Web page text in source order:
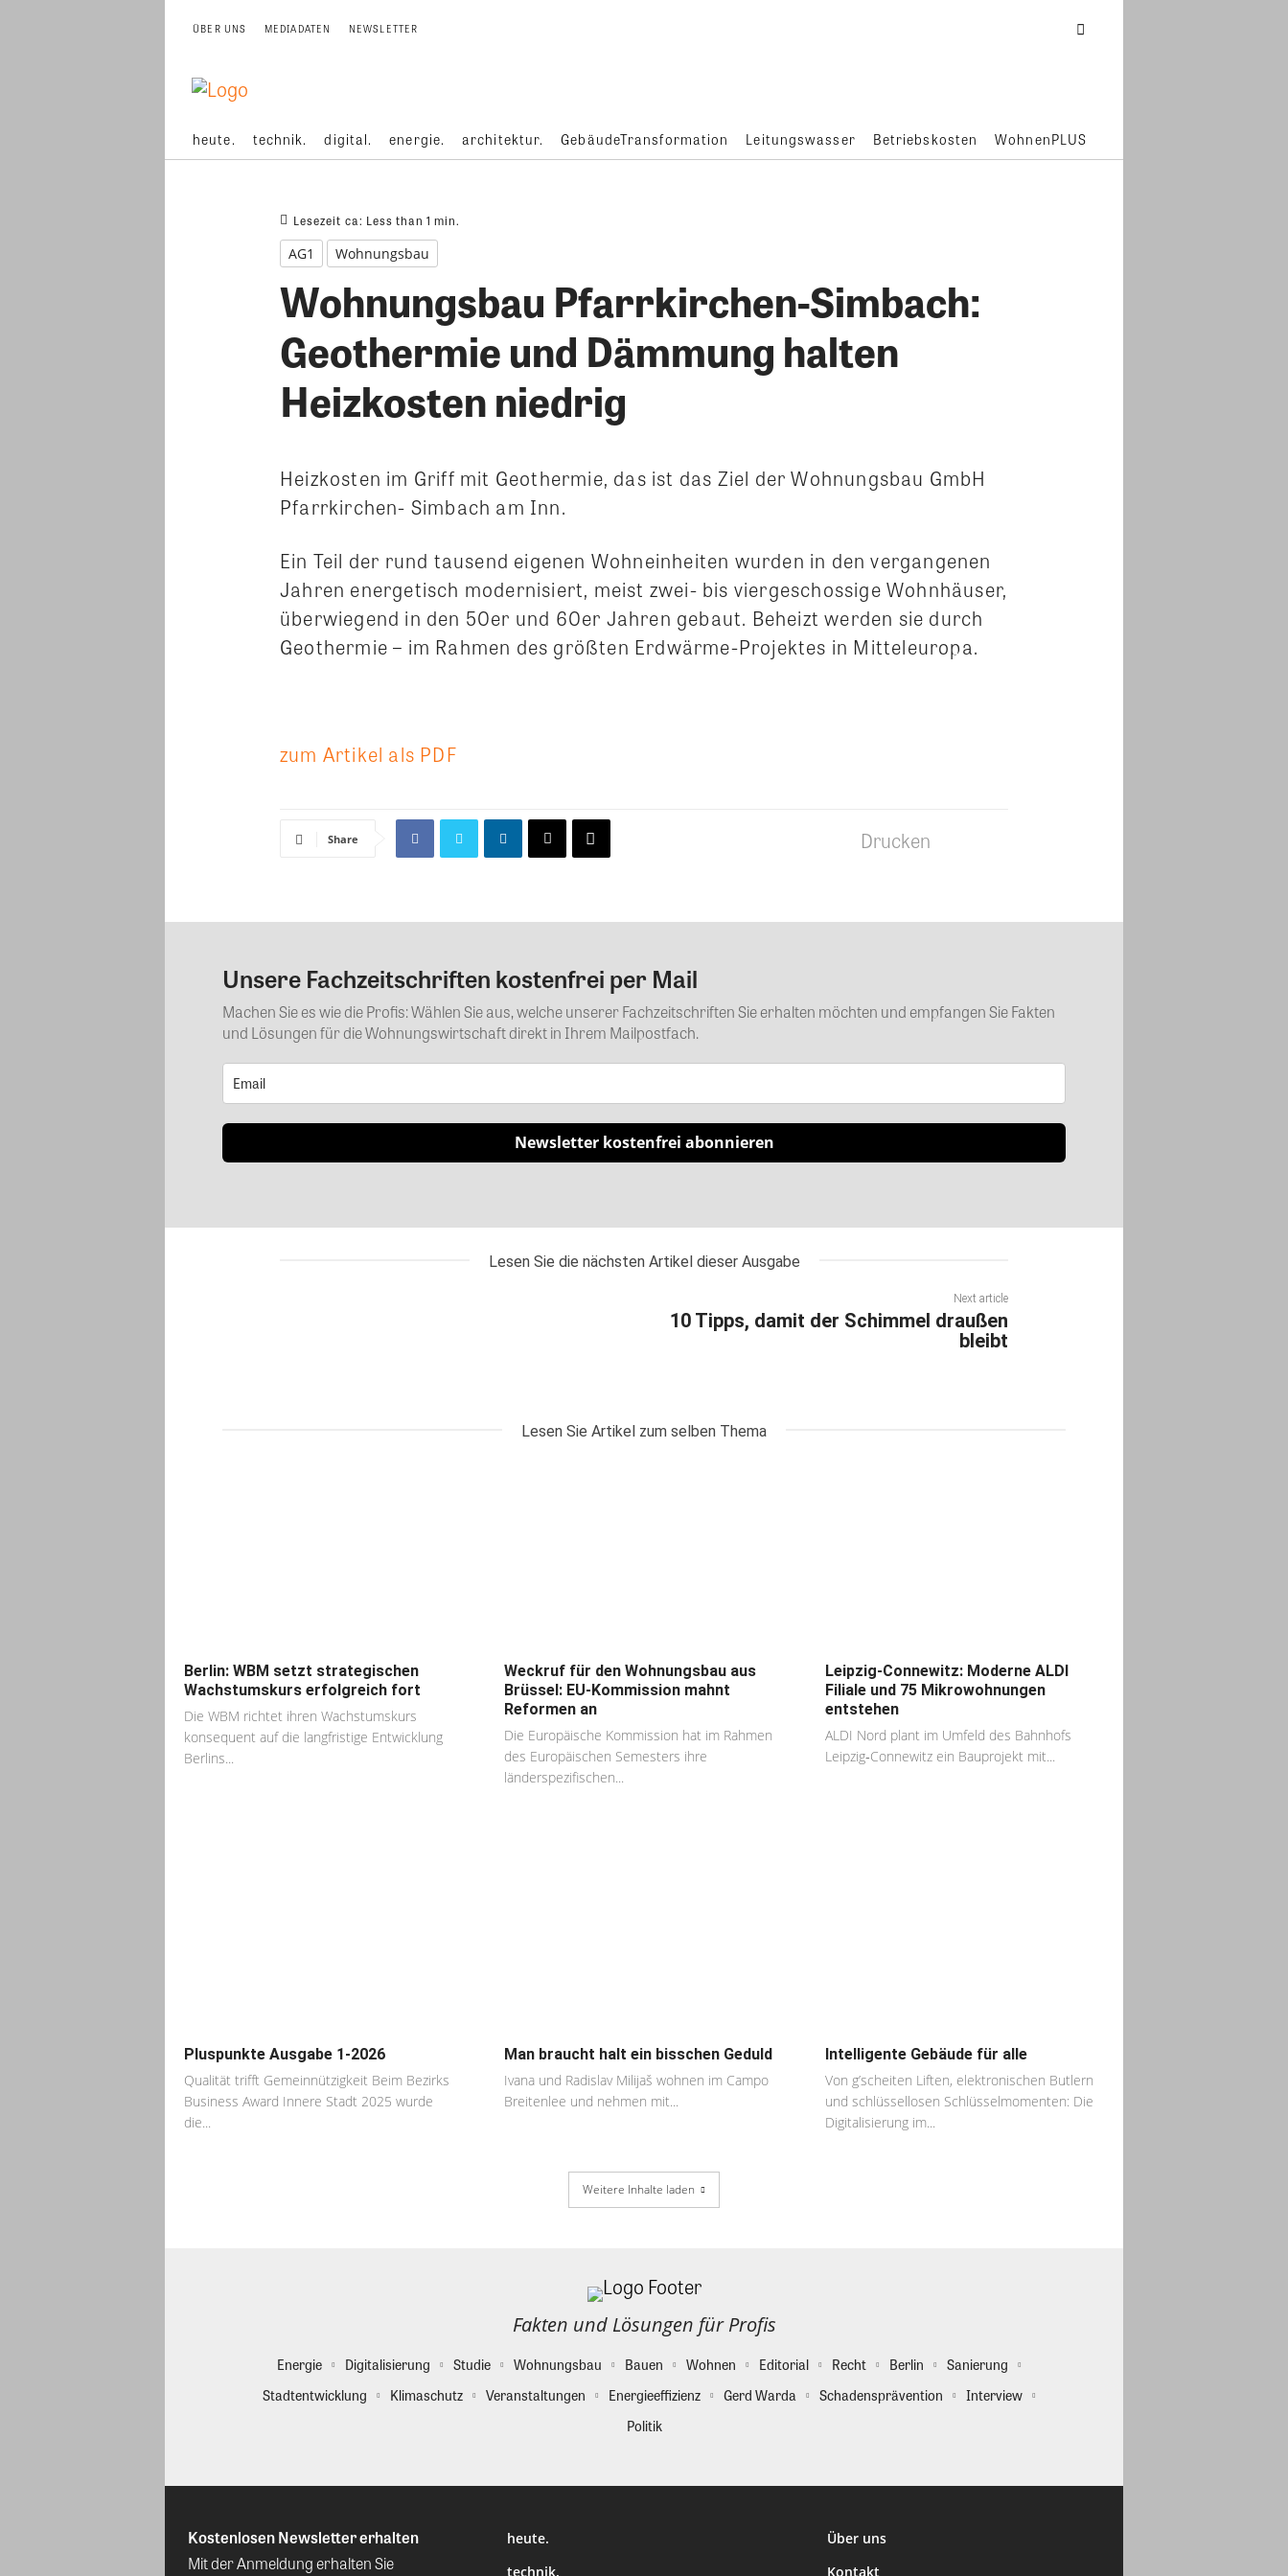
ÜBER UNS MEDIADATEN NEWSLETTER
heute. technik. digital. energie. architektur. GebäudeTransformation Leitungswasser Betriebskosten WohnenPLUS
Lesezeit ca: Less than 1 min.
AG1 Wohnungsbau
Wohnungsbau Pfarrkirchen-Simbach:
Geothermie und Dämmung halten
Heizkosten niedrig
Heizkosten im Griff mit Geothermie, das ist das Ziel der Wohnungsbau GmbH
Pfarrkirchen- Simbach am Inn.
Ein Teil der rund tausend eigenen Wohneinheiten wurden in den vergangenen
Jahren energetisch modernisiert, meist zwei- bis viergeschossige Wohnhäuser,
überwiegend in den 50er und 60er Jahren gebaut. Beheizt werden sie durch
Geothermie – im Rahmen des größten Erdwärme-Projektes in Mitteleuropa.
zum Artikel als PDF
Share Drucken
Kommentar
Unsere Fachzeitschriften kostenfrei per Mail
Machen Sie es wie die Profis: Wählen Sie aus, welche unserer Fachzeitschriften Sie erhalten möchten und empfangen Sie Fakten
und Lösungen für die Wohnungswirtschaft direkt in Ihrem Mailpostfach.
Newsletter kostenfrei abonnieren
Lesen Sie die nächsten Artikel dieser Ausgabe
Next article
10 Tipps, damit der Schimmel draußen
bleibt
Lesen Sie Artikel zum selben Thema
Berlin: WBM setzt strategischen
Wachstumskurs erfolgreich fort
Die WBM richtet ihren Wachstumskurs
konsequent auf die langfristige Entwicklung
Berlins...
Weckruf für den Wohnungsbau aus
Brüssel: EU-Kommission mahnt
Reformen an
Die Europäische Kommission hat im Rahmen
des Europäischen Semesters ihre
länderspezifischen...
Leipzig-Connewitz: Moderne ALDI
Filiale und 75 Mikrowohnungen
entstehen
ALDI Nord plant im Umfeld des Bahnhofs
Leipzig‑Connewitz ein Bauprojekt mit...
Pluspunkte Ausgabe 1-2026
Qualität trifft Gemeinnützigkeit Beim Bezirks
Business Award Innere Stadt 2025 wurde
die...
Man braucht halt ein bisschen Geduld
Ivana und Radislav Milijaš wohnen im Campo
Breitenlee und nehmen mit...
Intelligente Gebäude für alle
Von g’scheiten Liften, elektronischen Butlern
und schlüssellosen Schlüsselmomenten: Die
Digitalisierung im...
Weitere Inhalte laden
Fakten und Lösungen für Profis
Energie Digitalisierung Studie Wohnungsbau Bauen Wohnen Editorial Recht Berlin
Sanierung
Stadtentwicklung
Klimaschutz Veranstaltungen Energieeffizienz Gerd Warda Schadensprävention
Interview
Politik
Kostenlosen Newsletter erhalten
Mit der Anmeldung erhalten Sie
heute.
technik.
Über uns
Kontakt